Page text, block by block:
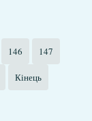
146 147
Кінець